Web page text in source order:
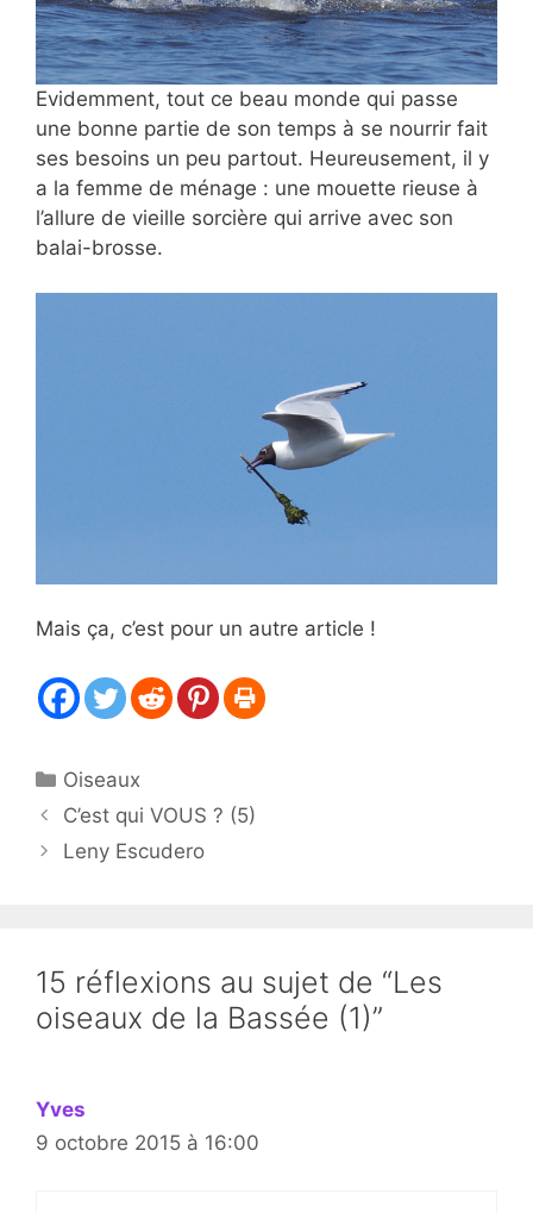
Evidemment, tout ce beau monde qui passe
une bonne partie de son temps à se nourrir fait
ses besoins un peu partout. Heureusement, il y
a la femme de ménage : une mouette rieuse à
l’allure de vieille sorcière qui arrive avec son
balai-brosse.
Mais ça, c’est pour un autre article !
Catégories
Oiseaux
C’est qui VOUS ? (5)
Leny Escudero
15 réflexions au sujet de “Les
oiseaux de la Bassée (1)”
Yves
9 octobre 2015 à 16:00